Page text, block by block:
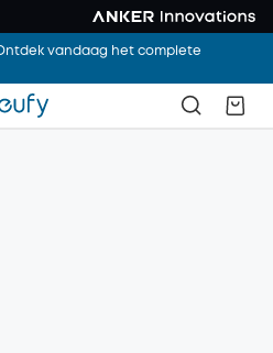
vandaag het complete